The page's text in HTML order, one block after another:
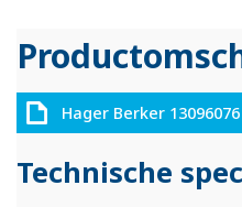
Hager Berker
Technische